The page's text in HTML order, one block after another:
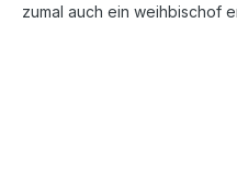
zumal auch ein weihbischof